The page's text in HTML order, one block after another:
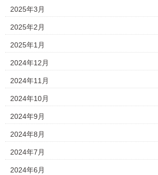
2025年3月
2025年2月
2025年1月
2024年12月
2024年11月
2024年10月
2024年9月
2024年8月
2024年7月
2024年6月